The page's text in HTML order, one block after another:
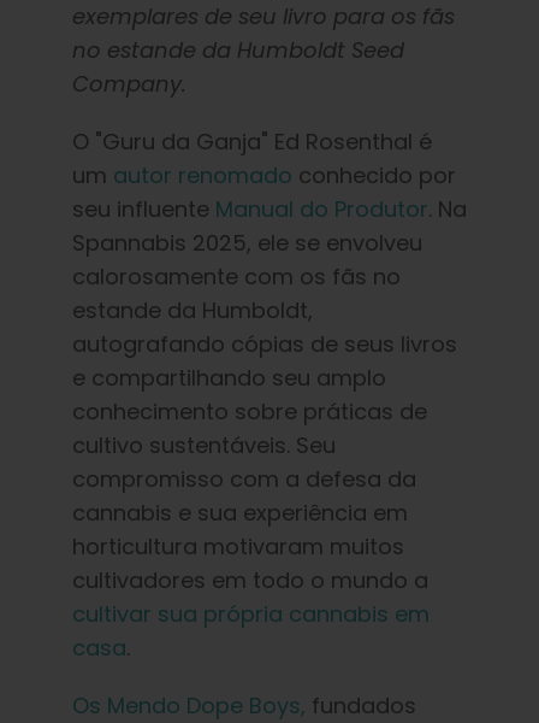
exemplares de seu livro para os fãs
no estande da Humboldt Seed
Company.
O "Guru da Ganja" Ed Rosenthal é
um autor renomado conhecido por
seu influente Manual do Produtor. Na
Spannabis 2025, ele se envolveu
calorosamente com os fãs no
estande da Humboldt,
autografando cópias de seus livros
e compartilhando seu amplo
conhecimento sobre práticas de
cultivo sustentáveis. Seu
compromisso com a defesa da
cannabis e sua experiência em
horticultura motivaram muitos
cultivadores em todo o mundo a
cultivar sua própria cannabis em
casa.
Os Mendo Dope Boys, fundados